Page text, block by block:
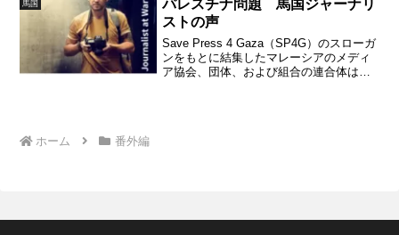
は「数千億個×数千億個」であると判明し
たのです。
馬国
パレスチナ問題 馬国ジャーナリ
ストの声
Save Press 4 Gaza（SP4G）のスローガ
ンをもとに結集したマレーシアのメディ
ア協会、団体、および組合の連合体は、
ホーム
番外編